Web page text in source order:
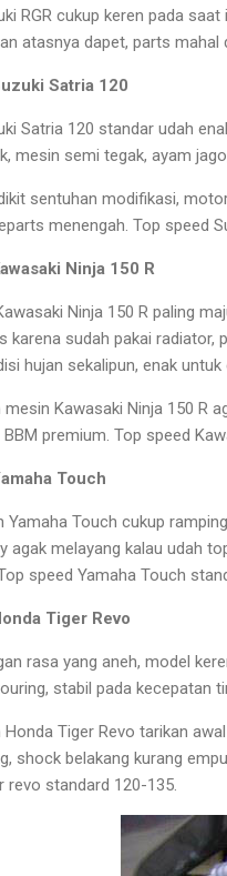
RGR cukup keren pada
atasnya dapet, parts mahal
Satria 120
Satria 120 standar udah
mesin semi tegak, ayam
sentuhan modifikasi,
menengah. Top speed
Ninja 150 R
Ninja 150 R paling
karena sudah pakai
hujan sekalipun, enak untuk
mesin Kawasaki Ninja 150 R
premium. Top speed
Touch
Yamaha Touch cukup
agak melayang kalau udah
speed Yamaha Touch
Tiger Revo
rasa yang aneh, model
stabil pada kecepatan
Honda Tiger Revo tarikan
shock belakang kurang
revo standard 120-135.